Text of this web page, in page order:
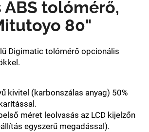
tolómérő,
80"
Digimatic tolómérő opcionális
kivitel (karbonszálas anyag) 50%
méret leolvasás az LCD kijelzőn
egyszerű megadással).